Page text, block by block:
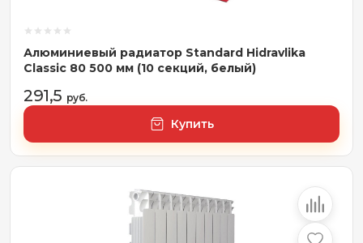
Алюминиевый радиатор Standard Hidravlika
Classic 80 500 мм (10 секций, белый)
291,5 руб.
Купить